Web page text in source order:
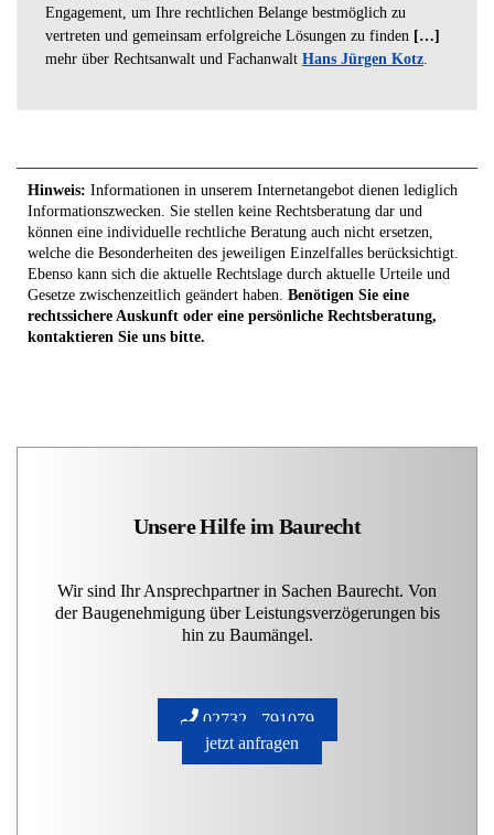
Engagement, um Ihre rechtlichen Belange bestmöglich zu
vertreten und gemeinsam erfolgreiche Lösungen zu finden […]
mehr über Rechtsanwalt und Fachanwalt Hans Jürgen Kotz.
Hinweis: Informationen in unserem Internetangebot dienen lediglich
Informationszwecken. Sie stellen keine Rechtsberatung dar und
können eine individuelle rechtliche Beratung auch nicht ersetzen,
welche die Besonderheiten des jeweiligen Einzelfalles berücksichtigt.
Ebenso kann sich die aktuelle Rechtslage durch aktuelle Urteile und
Gesetze zwischenzeitlich geändert haben. Benötigen Sie eine
rechtssichere Auskunft oder eine persönliche Rechtsberatung,
kontaktieren Sie uns bitte.
Unsere Hilfe im Baurecht
Wir sind Ihr Ansprechpartner in Sachen Baurecht. Von
der Baugenehmigung über Leistungsverzögerungen bis
hin zu Baumängel.
02732 - 791079
jetzt anfragen